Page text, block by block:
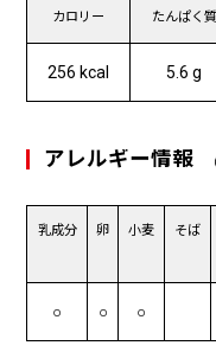
カロリー たんぱく質
256 kcal 5.6 g
アレルギー情報
乳成分 卵 小麦 そば
○ ○ ○